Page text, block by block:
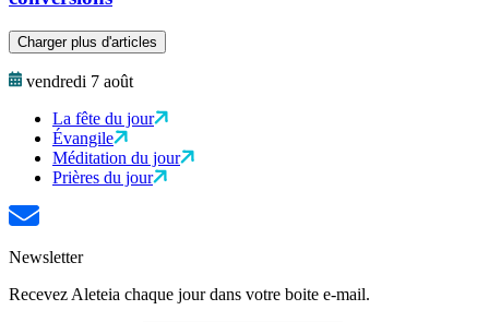
Charger plus d'articles
vendredi 7 août
La fête du jour
Évangile
Méditation du jour
Prières du jour
Newsletter
Recevez Aleteia chaque jour dans votre boite e-mail.